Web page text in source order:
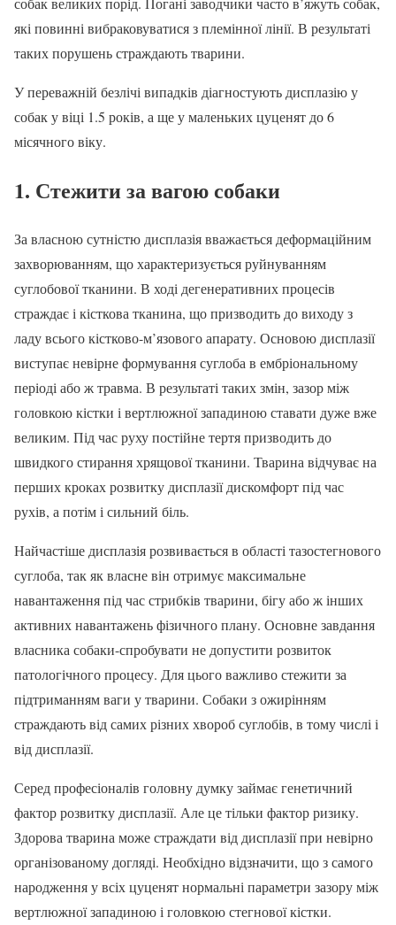
які повинні вибраковуватися з племінної лінії. В результаті
таких порушень страждають тварини.
У переважній безлічі випадків діагностують дисплазію у
собак у віці 1.5 років, а ще у маленьких цуценят до 6
місячного віку.
1. Стежити за вагою собаки
За власною сутністю дисплазія вважається деформаційним
захворюванням, що характеризується руйнуванням
суглобової тканини. В ході дегенеративних процесів
страждає і кісткова тканина, що призводить до виходу з
ладу всього кістково-м’язового апарату. Основою дисплазії
виступає невірне формування суглоба в ембріональному
періоді або ж травма. В результаті таких змін, зазор між
головкою кістки і вертлюжної западиною ставати дуже вже
великим. Під час руху постійне тертя призводить до
швидкого стирання хрящової тканини. Тварина відчуває на
перших кроках розвитку дисплазії дискомфорт під час
рухів, а потім і сильний біль.
Найчастіше дисплазія розвивається в області тазостегнового
суглоба, так як власне він отримує максимальне
навантаження під час стрибків тварини, бігу або ж інших
активних навантажень фізичного плану. Основне завдання
власника собаки-спробувати не допустити розвиток
патологічного процесу. Для цього важливо стежити за
підтриманням ваги у тварини. Собаки з ожирінням
страждають від самих різних хвороб суглобів, в тому числі і
від дисплазії.
Серед професіоналів головну думку займає генетичний
фактор розвитку дисплазії. Але це тільки фактор ризику.
Здорова тварина може страждати від дисплазії при невірно
організованому догляді. Необхідно відзначити, що з самого
народження у всіх цуценят нормальні параметри зазору між
вертлюжної западиною і головкою стегнової кістки.